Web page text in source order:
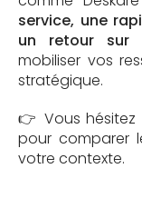
service, une
un retour sur
mobiliser vos
stratégique.
👉 Vous
pour comparer
votre contexte.